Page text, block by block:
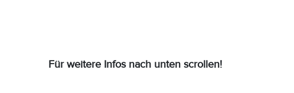
Für weitere Infos nach unten scrollen!